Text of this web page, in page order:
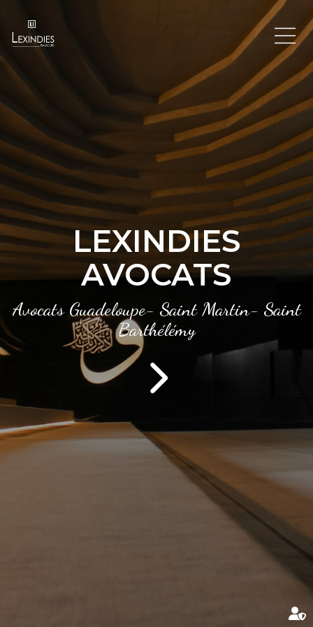
LEXINDIES
AVOCATS
Avocats Guadeloupe- Saint Martin- Saint
Barthélémy